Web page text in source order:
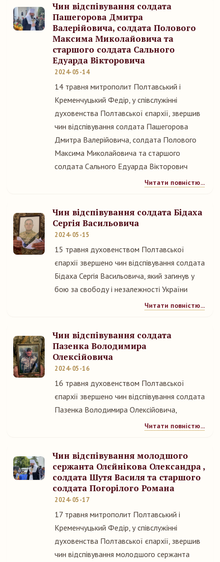
Чин відспівування солдата
Пашегорова Дмитра
Валерійовича, солдата Полового
Максима Миколайовича та
старшого солдата Сального
Едуарда Вікторовича
2024-05-14
14 травня митрополит Полтавський і
Кременчуцький Федір, у співслужінні
духовенства Полтавської єпархії, звершив
чин відспівування солдата Пашегорова
Дмитра Валерійовича, солдата Полового
Максима Миколайовича та старшого
солдата Сального Едуарда Вікторович
Читати повністю...
Чин відспівування солдата Бідаха
Сергія Васильовича
2024-05-15
15 травня духовенством Полтавської
єпархії звершено чин відспівування солдата
Бідаха Сергія Васильовича, який загинув у
бою за свободу і незалежності України
Читати повністю...
Чин відспівування солдата
Пазенка Володимира
Олексійовича
2024-05-16
16 травня духовенством Полтавської
єпархії звершено чин відспівування солдата
Пазенка Володимира Олексійовича,
Читати повністю...
Чин відспівування молодшого
сержанта Олєйнікова Олександра ,
солдата Шутя Василя та старшого
солдата Погорілого Романа
2024-05-17
17 травня митрополит Полтавський і
Кременчуцький Федір, у співслужінні
духовенства Полтавської єпархії, звершив
чин відспівування молодшого сержанта